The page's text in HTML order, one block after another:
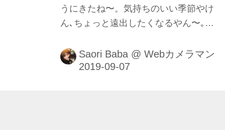
うにきたね〜。気持ちのいい季節やけ
ん､ちょっと遠出したくなるやん〜｡今
影＆レポート：馬場さおり
Saori Baba @ Webカメラマン